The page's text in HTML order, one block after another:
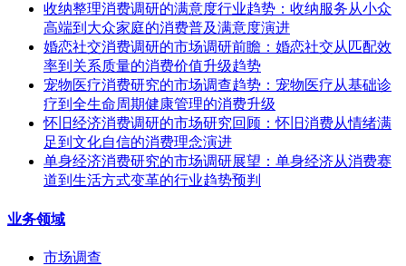
收纳整理消费调研的满意度行业趋势：收纳服务从小众
高端到大众家庭的消费普及满意度演进
婚恋社交消费调研的市场调研前瞻：婚恋社交从匹配效
率到关系质量的消费价值升级趋势
宠物医疗消费研究的市场调查趋势：宠物医疗从基础诊
疗到全生命周期健康管理的消费升级
怀旧经济消费调研的市场研究回顾：怀旧消费从情绪满
足到文化自信的消费理念演进
单身经济消费研究的市场调研展望：单身经济从消费赛
道到生活方式变革的行业趋势预判
业务领域
市场调查